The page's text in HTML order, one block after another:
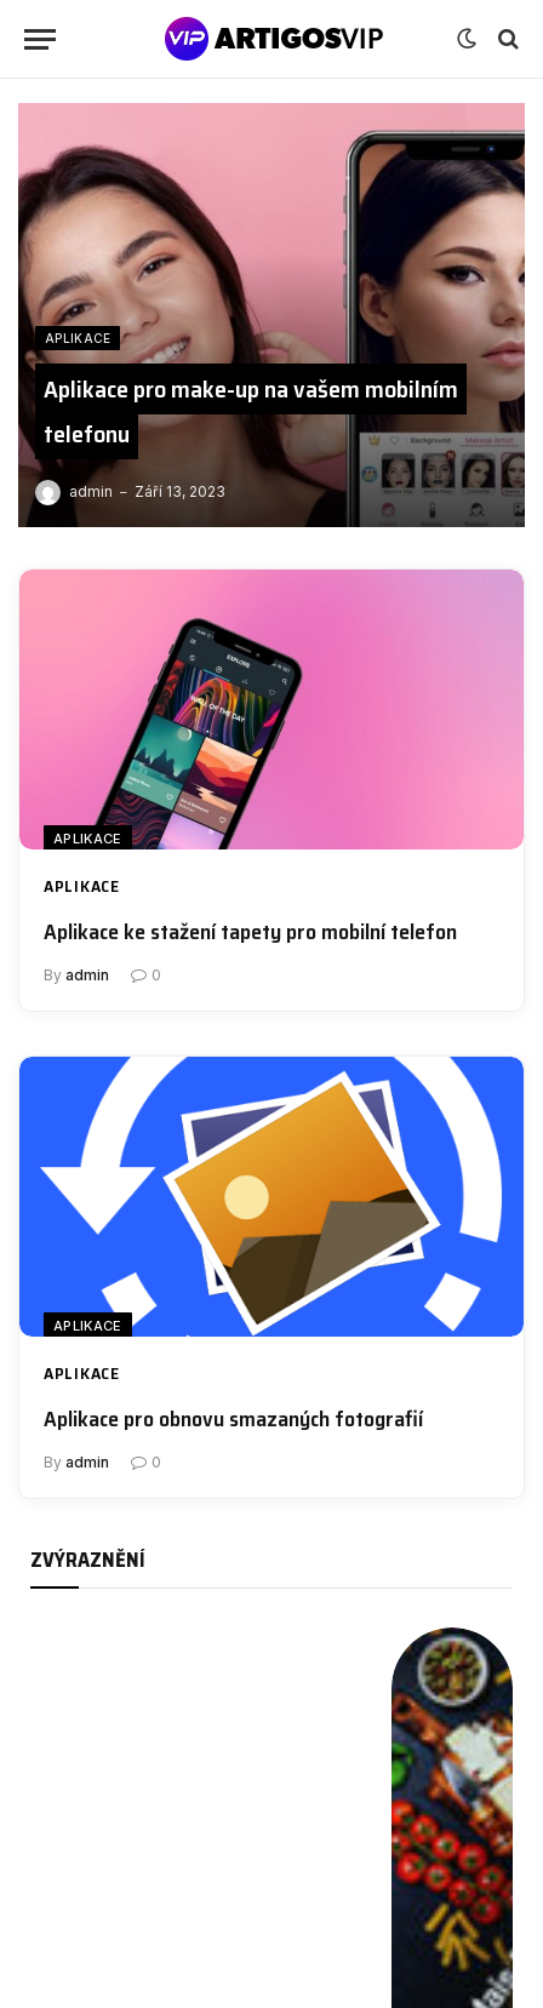
APLIKACE
Aplikace pro make-up na vašem mobilním
telefonu
admin Září 13, 2023
APLIKACE
APLIKACE
Aplikace ke stažení tapety pro mobilní telefon
By admin 0
APLIKACE
APLIKACE
Aplikace pro obnovu smazaných fotografií
By admin 0
ZVÝRAZNĚNÍ